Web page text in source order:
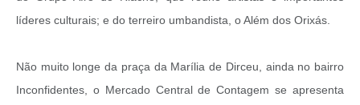
líderes culturais; e do terreiro umbandista, o Além dos Orixás.
Não muito longe da praça da Marília de Dirceu, ainda no bairro
Inconfidentes, o Mercado Central de Contagem se apresenta